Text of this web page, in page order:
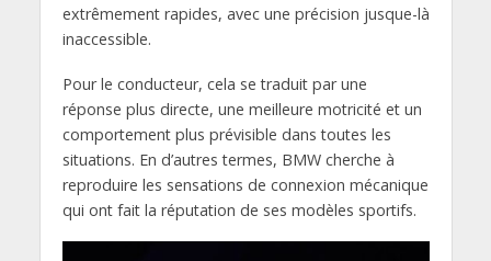
extrêmement rapides, avec une précision jusque-là
inaccessible.
Pour le conducteur, cela se traduit par une
réponse plus directe, une meilleure motricité et un
comportement plus prévisible dans toutes les
situations. En d’autres termes, BMW cherche à
reproduire les sensations de connexion mécanique
qui ont fait la réputation de ses modèles sportifs.